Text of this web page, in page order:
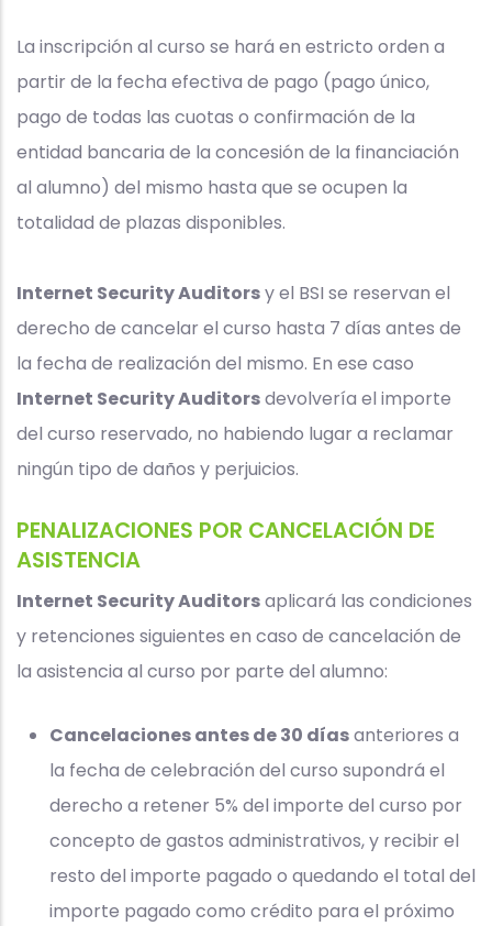
La inscripción al curso se hará en estricto orden a
partir de la fecha efectiva de pago (pago único,
pago de todas las cuotas o confirmación de la
entidad bancaria de la concesión de la financiación
al alumno) del mismo hasta que se ocupen la
totalidad de plazas disponibles.
Internet Security Auditorsy el BSI se reservan el
derecho de cancelar el curso hasta 7 días antes de
la fecha de realización del mismo. En ese caso
Internet Security Auditorsdevolvería el importe
del curso reservado, no habiendo lugar a reclamar
ningún tipo de daños y perjuicios.
PENALIZACIONES POR CANCELACIÓN DE
ASISTENCIA
Internet Security Auditorsaplicará las condiciones
y retenciones siguientes en caso de cancelación de
la asistencia al curso por parte del alumno:
Cancelaciones antes de 30 díasanteriores a
la fecha de celebración del curso supondrá el
derecho a retener 5% del importe del curso por
concepto de gastos administrativos, y recibir el
resto del importe pagado o quedando el total del
importe pagado como crédito para el próximo